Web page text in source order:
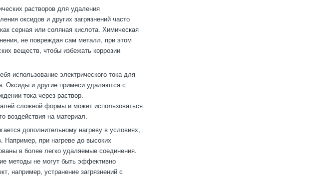
растворов для удаления
оксидов и других загрязнений часто
серная или соляная кислота. Химическая
не повреждая сам металл, при этом
веществ, чтобы избежать коррозии
использование электрического тока для
Оксиды и другие примеси удаляются с
тока через раствор.
сложной формы и может использоваться
воздействия на материал.
дополнительному нагреву в условиях,
при нагреве до высоких
в более легко удаляемые соединения.
методы не могут быть эффективно
например, устранение загрязнений с